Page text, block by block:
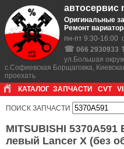
автосервис
Оригинальные
Ремонт
пн-пт 9:30-16:00
☎ 066 2930933
ул.Большая
с.Софиевская Борщаговка,
проехать
КАТАЛОГ ЗАПЧАСТИ CVT
ПОИСК ЗАПЧАСТИ
MITSUBISHI
левый Lancer X (без